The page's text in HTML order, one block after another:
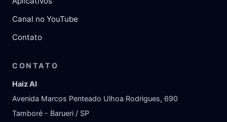
Canal no YouTube
Contato
CONTATO
Haiz AI
Avenida Marcos Penteado Ulhoa Rodrigues, 690
Tamboré - Barueri / SP